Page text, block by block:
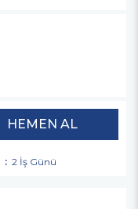
: 2 İş Günü